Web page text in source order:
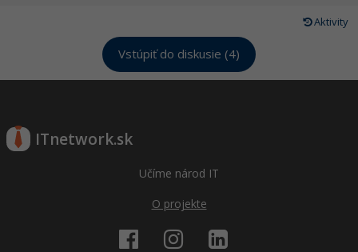
Aktivity
Vstúpiť do diskusie (4)
ITnetwork.sk
Učíme národ IT
O projekte